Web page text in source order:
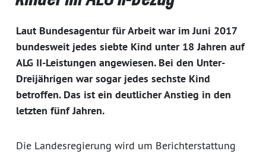
Laut Bundesagentur für Arbeit war im Juni 2017
bundesweit jedes siebte Kind unter 18 Jahren auf
ALG II-Leistungen angewiesen. Bei den Unter-
Dreijährigen war sogar jedes sechste Kind
betroffen. Das ist ein deutlicher Anstieg in den
letzten fünf Jahren.
Die Landesregierung wird um Berichterstattung